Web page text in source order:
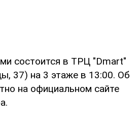
состоится в ТРЦ "Dmart"
37) на 3 этаже в 13:00. Об
на официальном сайте